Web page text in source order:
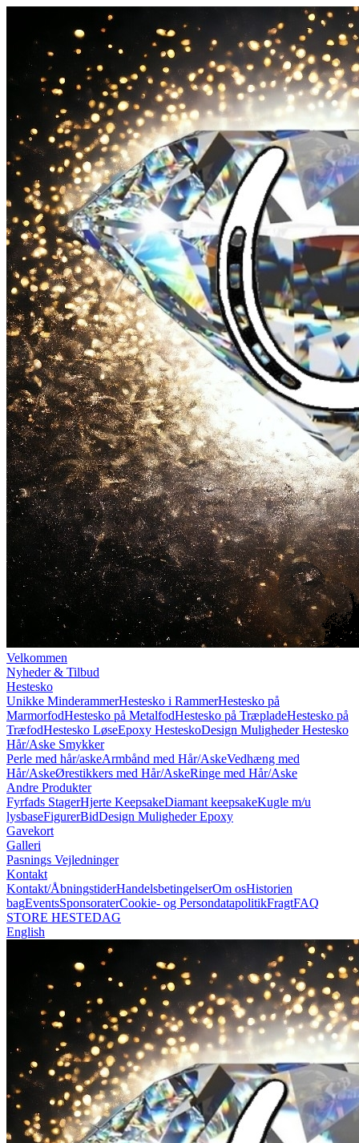
Velkommen
Nyheder & Tilbud
Hestesko
Unikke MinderammerHestesko i RammerHestesko på
MarmorfodHestesko på MetalfodHestesko på TræpladeHestesko på
TræfodHestesko LøseEpoxy HesteskoDesign Muligheder Hestesko
Hår/Aske Smykker
Perle med hår/askeArmbånd med Hår/AskeVedhæng med
Hår/AskeØrestikkers med Hår/AskeRinge med Hår/Aske
Andre Produkter
Fyrfads StagerHjerte KeepsakeDiamant keepsakeKugle m/u
lysbaseFigurerBidDesign Muligheder Epoxy
Gavekort
Galleri
Pasnings Vejledninger
Kontakt
Kontakt/ÅbningstiderHandelsbetingelserOm osHistorien
bagEventsSponsoraterCookie- og PersondatapolitikFragtFAQ
STORE HESTEDAG
English